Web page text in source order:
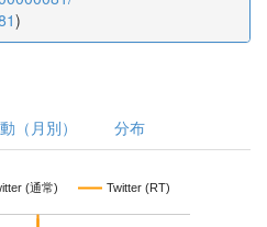
)
（月別） 分布
(通常) Twitter (RT)